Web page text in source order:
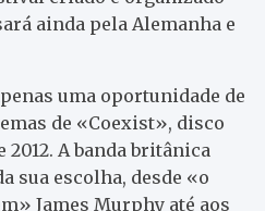
ainda pela Alemanha e
uma oportunidade de
de «Coexist», disco
A banda britânica
sua escolha, desde «o
James Murphy até aos